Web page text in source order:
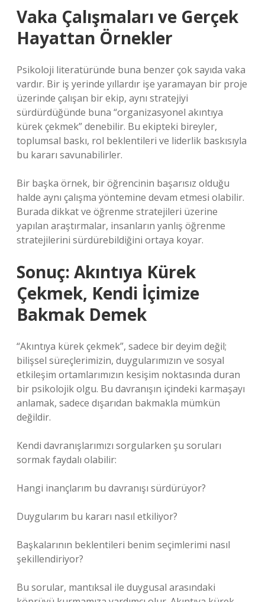
Vaka Çalışmaları ve Gerçek
Hayattan Örnekler
Psikoloji literatüründe buna benzer çok sayıda vaka
vardır. Bir iş yerinde yıllardır işe yaramayan bir proje
üzerinde çalışan bir ekip, aynı stratejiyi
sürdürdüğünde buna “organizasyonel akıntıya
kürek çekmek” denebilir. Bu ekipteki bireyler,
toplumsal baskı, rol beklentileri ve liderlik baskısıyla
bu kararı savunabilirler.
Bir başka örnek, bir öğrencinin başarısız olduğu
halde aynı çalışma yöntemine devam etmesi olabilir.
Burada dikkat ve öğrenme stratejileri üzerine
yapılan araştırmalar, insanların yanlış öğrenme
stratejilerini sürdürebildiğini ortaya koyar.
Sonuç: Akıntıya Kürek
Çekmek, Kendi İçimize
Bakmak Demek
“Akıntıya kürek çekmek”, sadece bir deyim değil;
bilişsel süreçlerimizin, duygularımızın ve sosyal
etkileşim ortamlarımızın kesişim noktasında duran
bir psikolojik olgu. Bu davranışın içindeki karmaşayı
anlamak, sadece dışarıdan bakmakla mümkün
değildir.
Kendi davranışlarımızı sorgularken şu soruları
sormak faydalı olabilir:
Hangi inançlarım bu davranışı sürdürüyor?
Duygularım bu kararı nasıl etkiliyor?
Başkalarının beklentileri benim seçimlerimi nasıl
şekillendiriyor?
Bu sorular, mantıksal ile duygusal arasındaki